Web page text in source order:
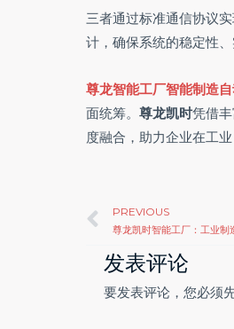
三者通过标准通信协议
计，确保系统的稳定性
尊龙智能工厂智能制造
面统筹。 尊龙凯时凭借
度融合，助力企业在工
Prev
PREVIOUS
尊龙凯时智能工厂：工业制
发表评论
要发表评论，您必须